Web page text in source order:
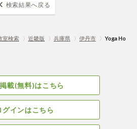
検索結果へ戻る
室検索 〉 近畿版 〉 兵庫県 〉 伊丹市 〉 Yoga Ho
載(無料)はこちら
グインはこちら